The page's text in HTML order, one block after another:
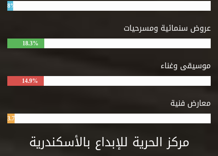
8%
عروض سنمائية ومسرحيات
18.3%
موسيقى وغناء
14.9%
معارض فنية
3.7%
مركز الحرية للإبداع بالأسكندرية